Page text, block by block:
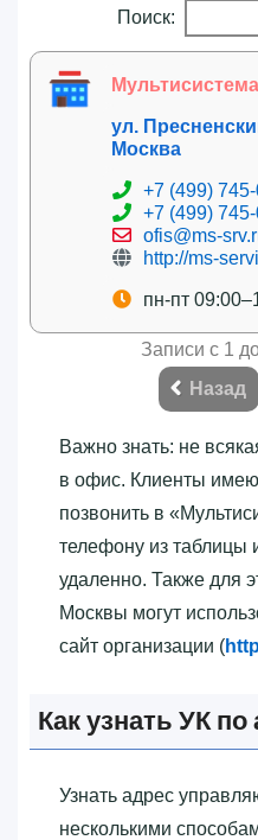
Поиск:
ул.
Москва
+7 (499)
+7 (499)
ofis@ms-
http://ms-
пн-пт
Записи с 1
Назад
Важно знать: не
в офис. Клиенты
позвонить в
телефону из таблицы
удаленно. Также для
Москвы могут
сайт организации (
Как узнать УК
Узнать адрес
несколькими